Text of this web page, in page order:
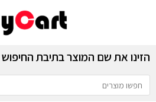
הזינו את שם המוצר בתיבת החיפוש